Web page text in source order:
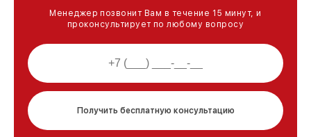
Менеджер позвонит Вам в течение 15 минут, и
проконсультирует по любому вопросу
Получить бесплатную консультацию